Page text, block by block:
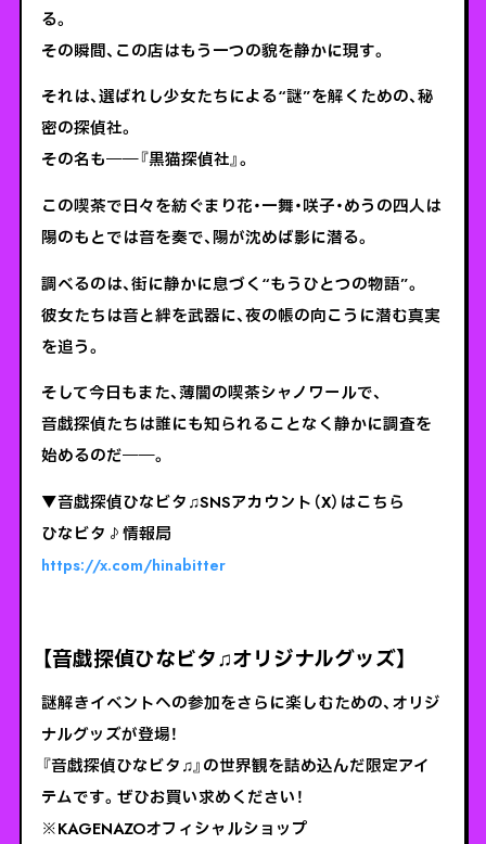
る。
その瞬間、この店はもう一つの貌を静かに現す。
それは、選ばれし少女たちによる“謎”を解くための、秘
密の探偵社。
その名も――『黒猫探偵社』。
この喫茶で日々を紡ぐまり花・一舞・咲子・めうの四人は
陽のもとでは音を奏で、陽が沈めば影に潜る。
調べるのは、街に静かに息づく“もうひとつの物語”。
彼女たちは音と絆を武器に、夜の帳の向こうに潜む真実
を追う。
そして今日もまた、薄闇の喫茶シャノワールで、
音戯探偵たちは誰にも知られることなく静かに調査を
始めるのだ――。
▼音戯探偵ひなビタ♫SNSアカウント（X）はこちら
ひなビタ♪情報局
https://x.com/hinabitter
【音戯探偵ひなビタ♫オリジナルグッズ】
謎解きイベントへの参加をさらに楽しむための、オリジ
ナルグッズが登場！
『音戯探偵ひなビタ♫』の世界観を詰め込んだ限定アイ
テムです。ぜひお買い求めください！
※KAGENAZOオフィシャルショップ